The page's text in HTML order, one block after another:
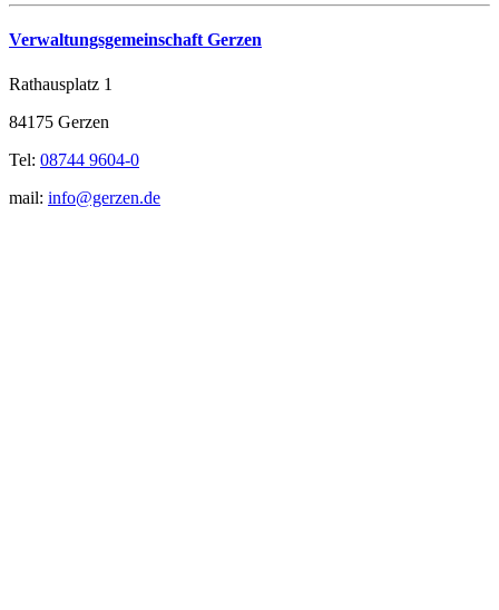
Verwaltungsgemeinschaft Gerzen
Rathausplatz 1
84175 Gerzen
Tel: 08744 9604-0
mail: info@gerzen.de